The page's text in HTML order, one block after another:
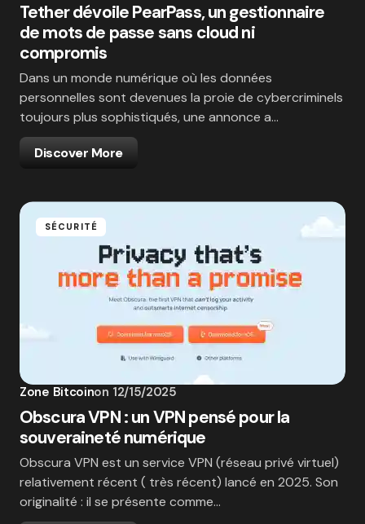
Tether dévoile PearPass, un gestionnaire
de mots de passe sans cloud ni
compromis
Dans un monde numérique où les données
personnelles sont devenues la proie de cybercriminels
toujours plus sophistiqués, une annonce a…
Discover More
SÉCURITÉ
Zone Bitcoinon 12/15/2025
Obscura VPN : un VPN pensé pour la
souveraineté numérique
Obscura VPN est un service VPN (réseau privé virtuel)
relativement récent ( très récent) lancé en 2025. Son
originalité : il se présente comme…